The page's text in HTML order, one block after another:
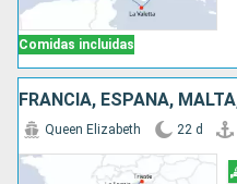
Comidas incluidas
Queen Elizabeth 22 d